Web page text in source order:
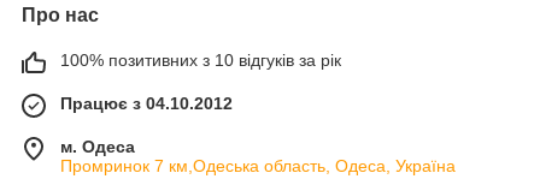
Про нас
100% позитивних з 10 відгуків за рік
Працює з 04.10.2012
м. Одеса
Промринок 7 км,Одеська область, Одеса, Україна